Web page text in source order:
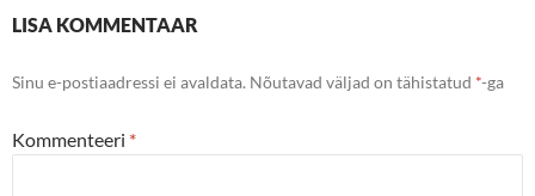
LISA KOMMENTAAR
Sinu e-postiaadressi ei avaldata. Nõutavad väljad on tähistatud *-ga
Kommenteeri *